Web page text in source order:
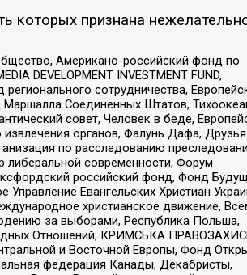
которых признана
Американо-российский фонд по
DEVELOPMENT INVESTMENT FUND,
сотрудничества,
Соединенных Штатов,
совет, Человек в беде,
органов, Фалунь Дафа, Друзья
по расследованию
либеральной современности, Форум
российский фонд, Фонд
Евангельских Христиан
христианское движение,
за выборами, Республика Польша,
Отношений, КРИМСЬКА
и Восточной Европы, Фонд
федерация Канады, Декабристы,